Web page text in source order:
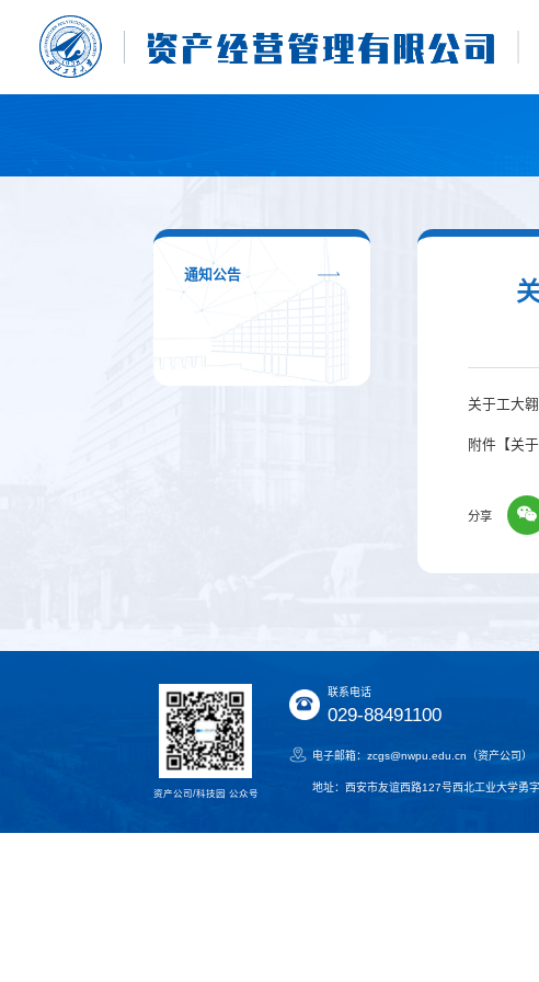
通知公告
关于工大
附件【关
分享
联系电话
029-88491100
电子邮箱：zcgs@nwpu.edu.cn（资产公司）
地址：西安市友谊西路127号西北工业大学勇
资产公司/科技园 公众号